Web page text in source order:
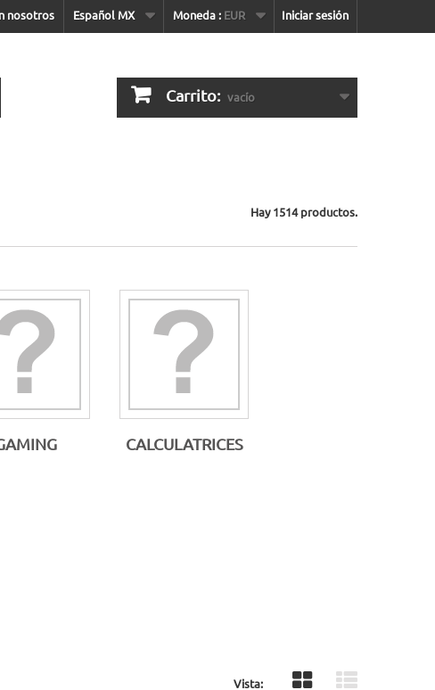
Iniciar sesión
Moneda : EUR
Español MX
nosotros
Carrito: vacío
Hay 1514 productos.
CALCULATRICES
Vista: